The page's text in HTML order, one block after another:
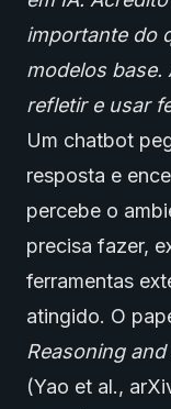
importante do
modelos base.
refletir e usar
Um chatbot
resposta e
percebe o
precisa fazer,
ferramentas
atingido. O
Reasoning
(Yao et al.,